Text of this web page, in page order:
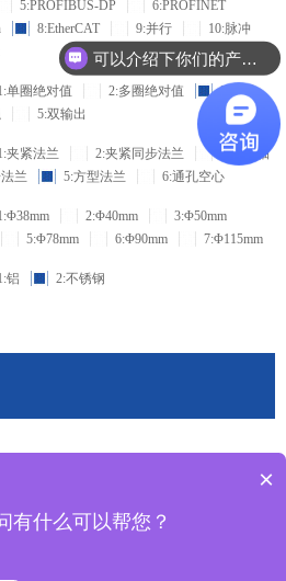
5:PROFIBUS-DP
6:PROFINET
8:EtherCAT 9:并行
10:脉冲
单圈绝对值 2:多圈绝对值
3:增量
5:双输出
夹紧法兰 2:夹紧同步法兰
3:盲孔轴
兰 5:方型法兰 6:通孔空心
2:Φ40mm
3:Φ50mm
5:Φ78mm 6:Φ90mm 7:Φ115mm
铝 2:不锈钢
可以介绍下你们的产品么？
×
有什么可以帮您？